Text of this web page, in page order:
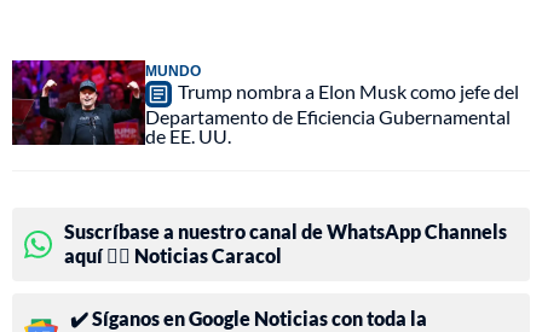
MUNDO
Trump nombra a Elon Musk como jefe del
Departamento de Eficiencia Gubernamental
de EE. UU.
Suscríbase a nuestro canal de WhatsApp Channels
aquí 👉🏻 Noticias Caracol
✔️ Síganos en Google Noticias con toda la